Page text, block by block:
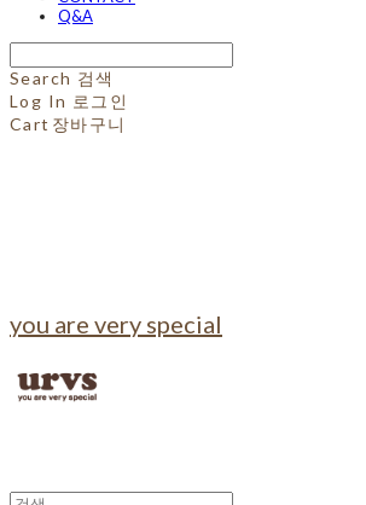
Q&A
Search 검색
Log In 로그인
Cart 장바구니
you are very special